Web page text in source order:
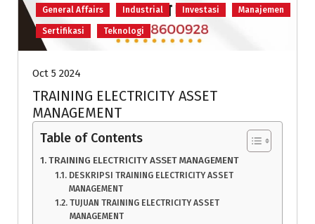
General Affairs Industrial Investasi Manajemen
Sertifikasi Teknologi
Oct 5 2024
TRAINING ELECTRICITY ASSET
MANAGEMENT
Table of Contents
TRAINING ELECTRICITY ASSET MANAGEMENT
DESKRIPSI TRAINING ELECTRICITY ASSET
MANAGEMENT
TUJUAN TRAINING ELECTRICITY ASSET
MANAGEMENT